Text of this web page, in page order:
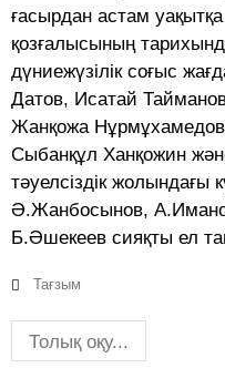
ғасырдан астам
қозғалысының
дүниежүзілік соғыс
Датов, Исатай
Жанқожа
Сыбанқұл Ханқожин
тәуелсіздік жолындағы
Ә.Жанбосынов,
Б.Әшекеев сияқты ел
Тағзым
Толық оқу...